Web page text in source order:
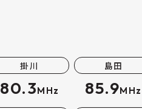
掛川
80.3MHz
島田
85.9MHz